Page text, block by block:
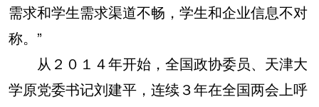
需求和学生需求渠道不畅，学生和企业信息不对
称。”
从２０１４年开始，全国政协委员、天津大
学原党委书记刘建平，连续３年在全国两会上呼